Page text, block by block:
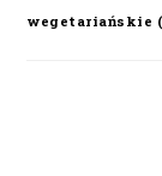
wegetariańskie